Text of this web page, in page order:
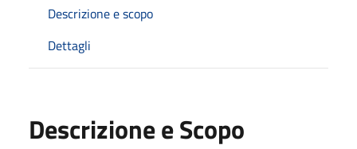
Descrizione e scopo
Dettagli
Descrizione e Scopo